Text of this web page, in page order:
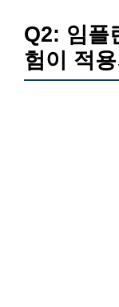
Q2: 임플
험이 적